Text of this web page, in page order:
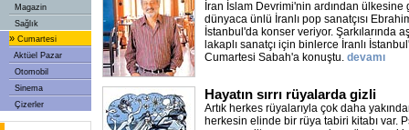
Magazin
Sağlık
» Cumartesi
Aktüel Pazar
Otomobil
Sinema
Çizerler
İran İslam Devrimi'nin ardından
dünyaca ünlü İranlı pop sanatçısı
İstanbul'da konser veriyor. Şarkılarında
lakaplı sanatçı için binlerce İranlı
Cumartesi Sabah'a konuştu. devamı
Hayatın sırrı rüyalarda gizli
Artık herkes rüyalarıyla çok daha
herkesin elinde bir rüya tabiri kitabı var.